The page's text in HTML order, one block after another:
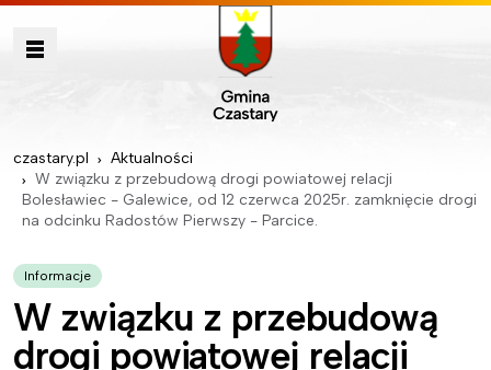
czastary.pl
Aktualności
W związku z przebudową drogi powiatowej relacji
Bolesławiec - Galewice, od 12 czerwca 2025r. zamknięcie drogi
na odcinku Radostów Pierwszy - Parcice.
Informacje
W związku z przebudową
drogi powiatowej relacji